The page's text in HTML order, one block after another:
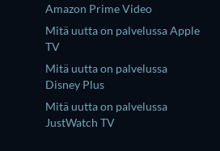
Amazon Prime Video
Mitä uutta on palvelussa Apple
TV
Mitä uutta on palvelussa
Disney Plus
Mitä uutta on palvelussa
JustWatch TV